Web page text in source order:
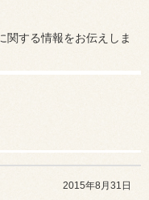
関する情報をお伝えしま
2015年8月31日